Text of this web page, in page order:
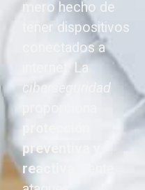
mero hecho de
tener dispositivos
conectados a
preventiva y
reactiva